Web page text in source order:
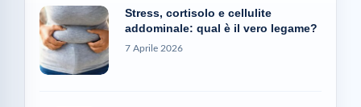
Stress, cortisolo e cellulite
addominale: qual è il vero legame?
7 Aprile 2026